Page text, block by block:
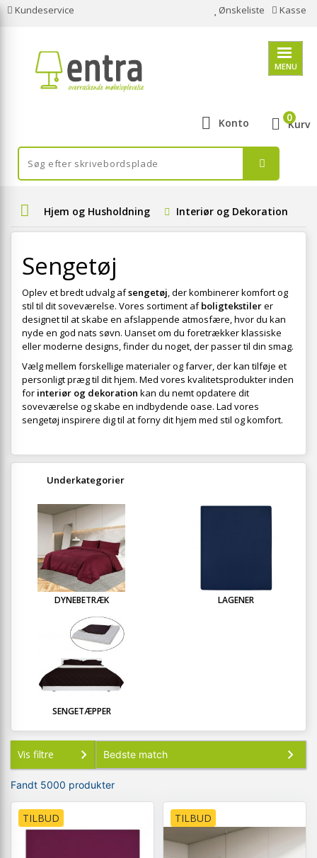
Kundeservice Ønskeliste Kasse
MENU
Konto Kurv
0
Hjem og Husholdning Interiør og Dekoration
Sengetøj
Oplev et bredt udvalg afsengetøj, der kombinerer komfort og
stil til dit soveværelse. Vores sortiment afboligtekstilerer
designet til at skabe en afslappende atmosfære, hvor du kan
nyde en god nats søvn. Uanset om du foretrækker klassiske
eller moderne designs, finder du noget, der passer til din smag.
Vælg mellem forskellige materialer og farver, der kan tilføje et
personligt præg til dit hjem. Med vores kvalitetsprodukter inden
for interiør og dekoration kan du nemt opdatere dit
soveværelse og skabe en indbydende oase. Lad vores
sengetøj inspirere dig til at forny dit hjem med stil og komfort.
Underkategorier
DYNEBETRÆK LAGENER
SENGETÆPPER
Vis filtre
Fandt 5000 produkter
TILBUD TILBUD